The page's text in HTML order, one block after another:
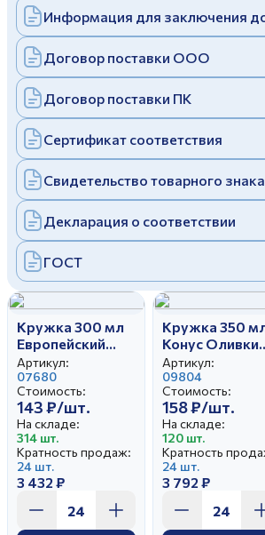
Отправить
Заполняя и отправляя форму, вы
cполитикой конфиденциальности
Заполняя и отправляя форму, вы
cполитикой конфиденциальности
Дулевский фарфоровый завод ©
Политика конфиденциальности
Информация для заключения
Договор поставки ООО
Договор поставки ПК
Сертификат соответствия
Свидетельство товарного знака
Декларация о соответствии
ГОСТ
Кружка 300 мл
Европейский
Ласковый май
Артикул:
07680
Стоимость:
143 ₽/шт.
На складе:
314 шт.
Кратность продаж:
24 шт.
3 432 ₽
Кружка 350
Конус Оливки
бортовые
Артикул:
09804
Стоимость:
158 ₽/шт.
На складе:
120 шт.
Кратность
24 шт.
3 792 ₽